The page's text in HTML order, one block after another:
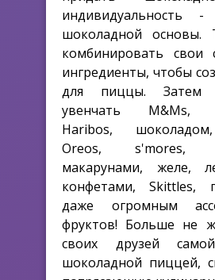
индивидуальность
шоколадной
комбинировать свои
ингредиенты, чтобы
для пиццы.
увенчать M&Ms,
Haribos,
Oreos, s'mores,
макарунами, желе,
конфетами, Skittles,
даже огромным
фруктов! Больше не
своих друзей
шоколадной пиццей,